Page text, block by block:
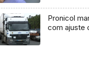
Pronicol
com ajuste